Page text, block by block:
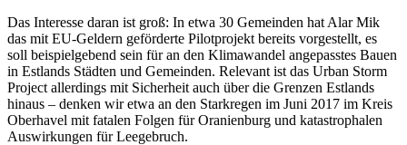
Das Interesse daran ist groß: In etwa 30 Gemeinden hat Alar Mik
das mit EU-Geldern geförderte Pilotprojekt bereits vorgestellt, es
soll beispielgebend sein für an den Klimawandel angepasstes Bauen
in Estlands Städten und Gemeinden. Relevant ist das Urban Storm
Project allerdings mit Sicherheit auch über die Grenzen Estlands
hinaus – denken wir etwa an den Starkregen im Juni 2017 im Kreis
Oberhavel mit fatalen Folgen für Oranienburg und katastrophalen
Auswirkungen für Leegebruch.